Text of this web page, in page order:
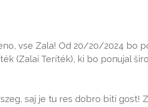
vse Zala! Od 20/20/2024 bo
(Zalai Teríték), ki bo ponujal
saj je tu res dobro biti gost!